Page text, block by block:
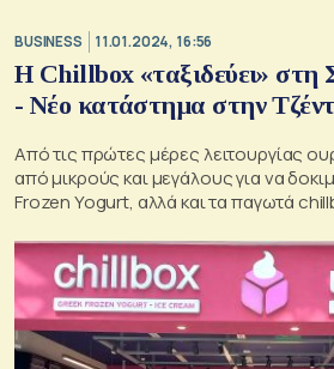
BUSINESS 11.01.2024, 16:56
H Chillbox «ταξιδεύει» στη
- Νέο κατάστημα στην
Από τις πρώτες μέρες λειτουργίας
από μικρούς και μεγάλους για να
Frozen Yogurt, αλλά και τα παγωτά